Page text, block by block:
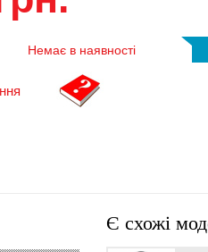
Немає в наявності
Є схожі